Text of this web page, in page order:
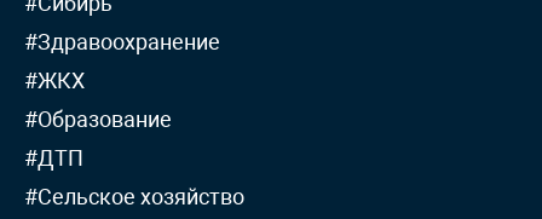
#Здравоохранение
#ЖКХ
#Образование
#ДТП
#Сельское хозяйство